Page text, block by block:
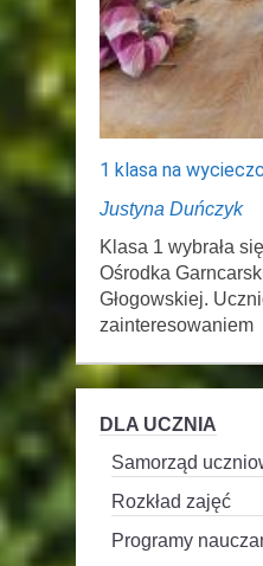
1 klasa na
Justyna Duńczyk
Klasa 1 wybrała
Ośrodka
Głogowskiej.
zainteresowaniem
DLA UCZNIA
Samorząd
Rozkład zajęć
Programy